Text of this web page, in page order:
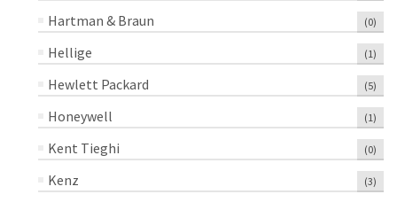
Hartman & Braun (0)
Hellige (1)
Hewlett Packard (5)
Honeywell (1)
Kent Tieghi (0)
Kenz (3)